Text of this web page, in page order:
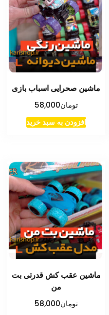
ماشین صحرایی اسباب بازی
تومان58,000
افزودن به سبد خرید
ماشین عقب کش قدرتی بت
من
تومان58,000